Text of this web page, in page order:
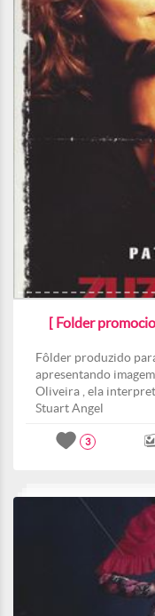
[ Folder
Fôlder produzido
apresentando
Oliveira , ela
Stuart Angel
3